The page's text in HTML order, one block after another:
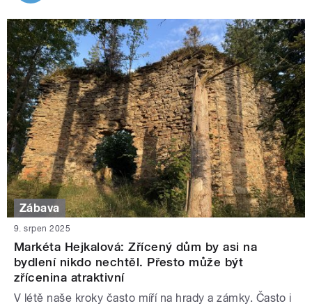
Zábava
9. srpen 2025
Markéta Hejkalová: Zřícený dům by asi na
bydlení nikdo nechtěl. Přesto může být
zřícenina atraktivní
V létě naše kroky často míří na hrady a zámky. Často i